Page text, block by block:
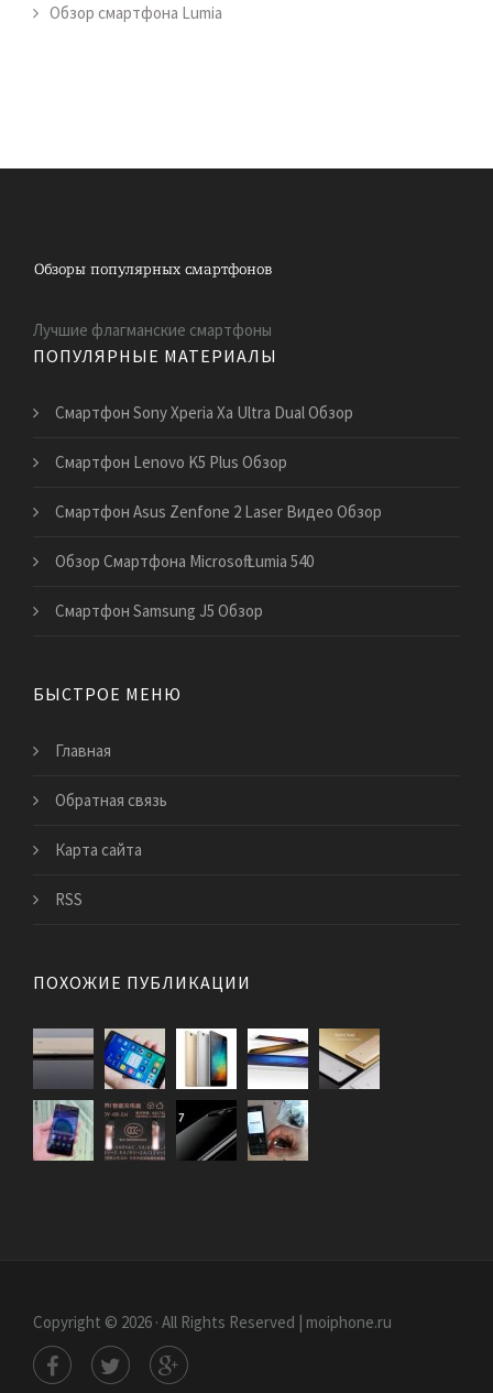
Обзор смартфона Lumia
Лучшие флагманские смартфоны
ПОПУЛЯРНЫЕ МАТЕРИАЛЫ
Смартфон Sony Xperia Xa Ultra Dual Обзор
Смартфон Lenovo K5 Plus Обзор
Смартфон Asus Zenfone 2 Laser Видео Обзор
Обзор Смартфона Microsoft Lumia 540
Смартфон Samsung J5 Обзор
БЫСТРОЕ МЕНЮ
Главная
Обратная связь
Карта сайта
RSS
ПОХОЖИЕ ПУБЛИКАЦИИ
Copyright © 2026 · All Rights Reserved | moiphone.ru